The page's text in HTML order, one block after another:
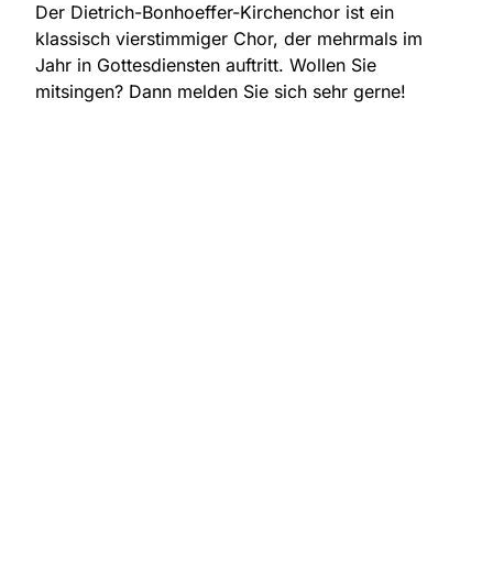
Der Dietrich-Bonhoeffer-Kirchenchor ist ein
klassisch vierstimmiger Chor, der mehrmals im
Jahr in Gottesdiensten auftritt. Wollen Sie
mitsingen? Dann melden Sie sich sehr gerne!